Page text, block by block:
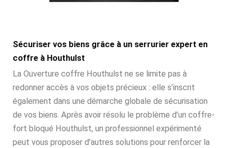
Sécuriser vos biens grâce à un serrurier expert en
coffre à Houthulst
La Ouverture coffre Houthulst ne se limite pas à
redonner accès à vos objets précieux : elle s’inscrit
également dans une démarche globale de sécurisation
de vos biens. Après avoir résolu le problème d’un coffre-
fort bloqué Houthulst, un professionnel expérimenté
peut vous proposer d’autres solutions pour renforcer la